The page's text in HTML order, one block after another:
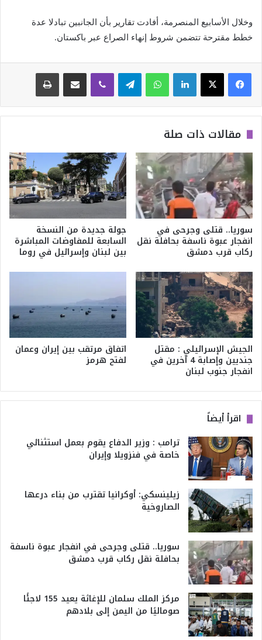
وخلال الأسابيع المنصرمة، أفادت تقارير بأن الجانبين تبادلا عدة
خطط مقترحة تتضمن شروط إنهاء الصراع عبر باكستان.
لينكدإن واتساب تيلقرام
مقالات ذات صلة
سوريا.. قتلى وجرحى في
انفجار عبوة ناسفة بحافلة نقل
ركاب قرب دمشق
جولة جديدة من النسخة
السابعة للمفاوضات المباشرة
بين لبنان وإسرائيل في روما
الجيش الإسرائيلي : مقتل
جنديين وإصابة 4 آخرين في
انفجار جنوب لبنان
اتفاق مرتقب بين إيران وعمان
لفتح هرمز
اقرأ أيضاً
ترامب : وزير الدفاع يقوم بعمل استثنائي
خاصة في فنزويلا وإيران
زيلينسكي: أوكرانيا تقترب من بناء درعها
الصاروخية
سوريا.. قتلى وجرحى في انفجار عبوة ناسفة
بحافلة نقل ركاب قرب دمشق
مركز الملك سلمان للإغاثة يعيد 155 لاجئًا
صوماليًا من اليمن إلى بلادهم